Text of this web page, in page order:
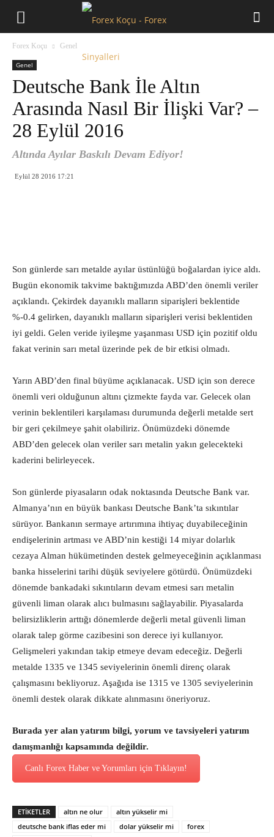
Forex Koçu Genel
Genel
Deutsche Bank İle Altın
Arasında Nasıl Bir İlişki Var? –
28 Eylül 2016
Altında Ayılar Baskılı Devam Ediyor!
Eylül 28 2016 17:21
Son günlerde sarı metalde ayılar üstünlüğü boğalardan iyice aldı.
Bugün ekonomik takvime baktığımızda ABD’den önemli veriler
açıklandı. Çekirdek dayanıklı malların siparişleri beklentide
%-0.4 gelirken, dayanıklı malların siparişleri verisi beklentiden
iyi geldi. Gelen veride iyileşme yaşanması USD için pozitif oldu
fakat verinin sarı metal üzerinde pek de bir etkisi olmadı.
Yarın ABD’den final büyüme açıklanacak. USD için son derece
önemli veri olduğunun altını çizmekte fayda var. Gelecek olan
verinin beklentileri karşılaması durumunda değerli metalde sert
bir geri çekilmeye şahit olabiliriz. Önümüzdeki dönemde
ABD’den gelecek olan veriler sarı metalin yakın gelecekteki
kaderini belirleyecek.
Son günlerde piyasaların odak noktasında Deutsche Bank var.
Almanya’nın en büyük bankası Deutsche Bank’ta sıkıntılar
sürüyor. Bankanın sermaye artırımına ihtiyaç duyabileceğinin
endişelerinin artması ve ABD’nin kestiği 14 miyar dolarlık
cezaya Alman hükümetinden destek gelmeyeceğinin açıklanması
banka hisselerini tarihi düşük seviyelere götürdü. Önümüzdeki
dönemde bankadaki sıkıntıların devam etmesi sarı metalin
güvenli liman olarak alıcı bulmasını sağlayabilir. Piyasalarda
belirsizliklerin arttığı dönemlerde değerli metal güvenli liman
olarak talep görme cazibesini son derece iyi kullanıyor.
Gelişmeleri yakından takip etmeye devam edeceğiz. Değerli
metalde 1335 ve 1345 seviyelerinin önemli direnç olarak
çalışmasını bekliyoruz. Aşağıda ise 1315 ve 1305 seviyelerinin
önemli destek olarak dikkate alınmasını öneriyoruz.
Burada yer alan yatırım bilgi, yorum ve tavsiyeleri yatırım
danışmanlığı kapsamında değildir.
Canlı Forex Haber ve Yorumları için Tıklayın!
ETİKETLER altın ne olur
altın yükselir mi
deutsche bank iflas eder mi
dolar yükselir mi
forex